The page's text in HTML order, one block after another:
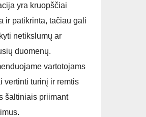
yra kruopščiai
ir patikrinta, tačiau gali
netikslumų ar
duomenų.
vartotojams
vertinti turinį ir remtis
šaltiniais priimant